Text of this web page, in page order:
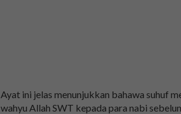
Ayat ini jelas menunjukkan bahawa suhuf
wahyu Allah SWT kepada para nabi